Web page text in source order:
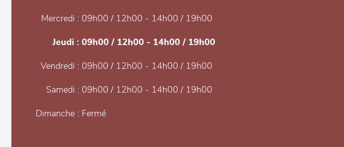
Mercredi : 09h00 / 12h00 - 14h00 / 19h00
Jeudi : 09h00 / 12h00 - 14h00 / 19h00
Vendredi : 09h00 / 12h00 - 14h00 / 19h00
Samedi : 09h00 / 12h00 - 14h00 / 19h00
Dimanche : Fermé